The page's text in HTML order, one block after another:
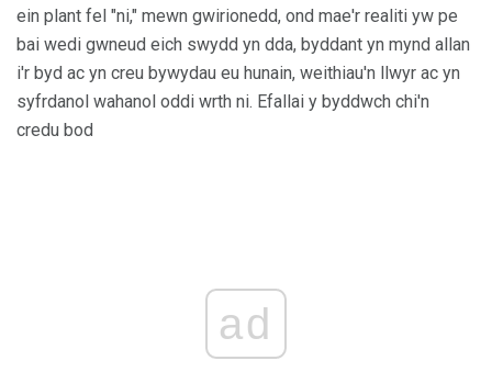
ein plant fel "ni," mewn gwirionedd, ond mae'r realiti yw pe
bai wedi gwneud eich swydd yn dda, byddant yn mynd allan
i'r byd ac yn creu bywydau eu hunain, weithiau'n llwyr ac yn
syfrdanol wahanol oddi wrth ni. Efallai y byddwch chi'n
credu bod
ad